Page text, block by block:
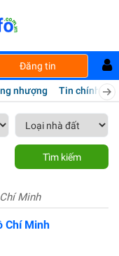
Đăng tin
nhượng Tin chính chủ
Tìm kiếm
Minh
Chí Minh